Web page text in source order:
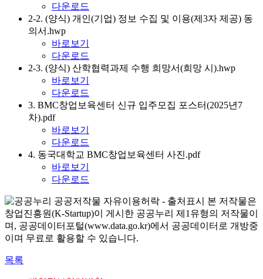
다운로드
2-2. (양식) 개인(기업) 정보 수집 및 이용(제3자 제공) 동
의서.hwp
바로보기
다운로드
2-3. (양식) 산학협력과제 수행 희망서(희망 시).hwp
바로보기
다운로드
3. BMC창업보육센터 신규 입주모집 포스터(2025년7
차).pdf
바로보기
다운로드
4. 동국대학교 BMC창업보육센터 사진.pdf
바로보기
다운로드
본 저작물은
창업진흥원(K-Startup)이 게시한 공공누리 제1유형의 저작물이
며, 공공데이터포털(www.data.go.kr)에서 공공데이터로 개방중
이며 무료로 활용할 수 있습니다.
목록